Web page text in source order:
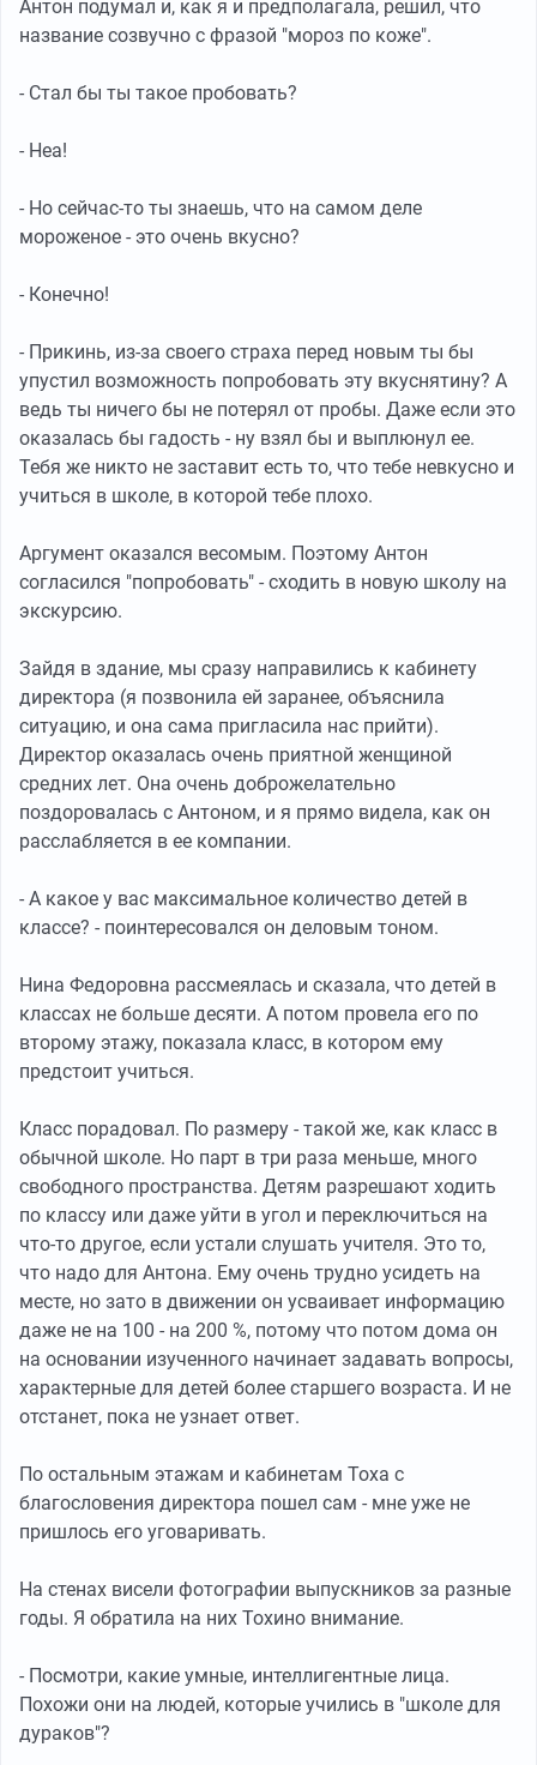
Антон подумал и, как я и предполагала, решил, что
название созвучно с фразой "мороз по коже".
- Стал бы ты такое пробовать?
- Неа!
- Но сейчас-то ты знаешь, что на самом деле
мороженое - это очень вкусно?
- Конечно!
- Прикинь, из-за своего страха перед новым ты бы
упустил возможность попробовать эту вкуснятину? А
ведь ты ничего бы не потерял от пробы. Даже если это
оказалась бы гадость - ну взял бы и выплюнул ее.
Тебя же никто не заставит есть то, что тебе невкусно и
учиться в школе, в которой тебе плохо.
Аргумент оказался весомым. Поэтому Антон
согласился "попробовать" - сходить в новую школу на
экскурсию.
Зайдя в здание, мы сразу направились к кабинету
директора (я позвонила ей заранее, объяснила
ситуацию, и она сама пригласила нас прийти).
Директор оказалась очень приятной женщиной
средних лет. Она очень доброжелательно
поздоровалась с Антоном, и я прямо видела, как он
расслабляется в ее компании.
- А какое у вас максимальное количество детей в
классе? - поинтересовался он деловым тоном.
Нина Федоровна рассмеялась и сказала, что детей в
классах не больше десяти. А потом провела его по
второму этажу, показала класс, в котором ему
предстоит учиться.
Класс порадовал. По размеру - такой же, как класс в
обычной школе. Но парт в три раза меньше, много
свободного пространства. Детям разрешают ходить
по классу или даже уйти в угол и переключиться на
что-то другое, если устали слушать учителя. Это то,
что надо для Антона. Ему очень трудно усидеть на
месте, но зато в движении он усваивает информацию
даже не на 100 - на 200 %, потому что потом дома он
на основании изученного начинает задавать вопросы,
характерные для детей более старшего возраста. И не
отстанет, пока не узнает ответ.
По остальным этажам и кабинетам Тоха с
благословения директора пошел сам - мне уже не
пришлось его уговаривать.
На стенах висели фотографии выпускников за разные
годы. Я обратила на них Тохино внимание.
- Посмотри, какие умные, интеллигентные лица.
Похожи они на людей, которые учились в "школе для
дураков"?